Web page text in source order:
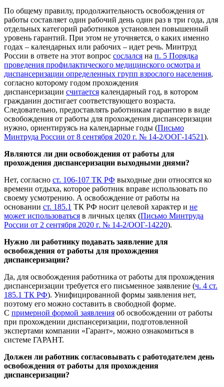
По общему правилу, продолжительность освобождения от
работы составляет один рабочий день один раз в три года, для
отдельных категорий работников установлен повышенный
уровень гарантий. При этом не уточняется, о каких именно
годах – календарных или рабочих – идет речь. Минтруд
России в ответе на этот вопрос сослался на п. 5 Порядка
проведения профилактического медицинского осмотра и
диспансеризации определенных групп взрослого населения,
согласно которому годом прохождения
диспансеризации считается календарный год, в котором
гражданин достигает соответствующего возраста.
Следовательно, предоставлять работникам гарантию в виде
освобождения от работы для прохождения диспансеризации
нужно, ориентируясь на календарные годы (Письмо
Минтруда России от 8 сентября 2020 г. № 14-2/ООГ-14521).
Являются ли дни освобождения от работы для
прохождения диспансеризации выходными днями?
Нет, согласно ст. 106-107 ТК РФ выходные дни относятся ко
времени отдыха, которое работник вправе использовать по
своему усмотрению. А освобождение от работы на
основании ст. 185.1 ТК РФ носит целевой характер и не
может использоваться в личных целях (Письмо Минтруда
России от 2 сентября 2020 г. № 14-2/ООГ-14220).
Нужно ли работнику подавать заявление для
освобождения от работы для прохождения
диспансеризации?
Да, для освобождения работника от работы для прохождения
диспансеризации требуется его письменное заявление (ч. 4 ст.
185.1 ТК РФ). Унифицированной формы заявления нет,
поэтому его можно составить в свободной форме.
С примерной формой заявления об освобождении от работы
при прохождении диспансеризации, подготовленной
экспертами компании «Гарант», можно ознакомиться в
системе ГАРАНТ.
Должен ли работник согласовывать с работодателем день
освобождения от работы для прохождения
диспансеризации?